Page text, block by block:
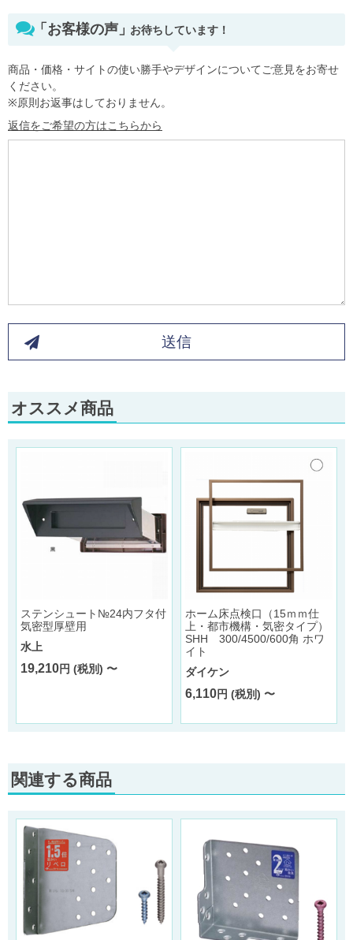
「お客様の声」お待ちしています！
商品・価格・サイトの使い勝手やデザインについてご意見をお寄せ
ください。
※原則お返事はしておりません。
返信をご希望の方はこちらから
送信
オススメ商品
ステンシュート№24内フタ付
気密型厚壁用
水上
19,210円 (税別) 〜
ホーム床点検口（15ｍｍ仕
上・都市機構・気密タイプ）
SHH 300/4500/600角 ホワ
イト
ダイケン
6,110円 (税別) 〜
関連する商品